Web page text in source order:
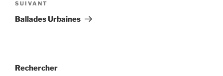
l’article
Article
suivant
SUIVANT
Ballades Urbaines
Rechercher